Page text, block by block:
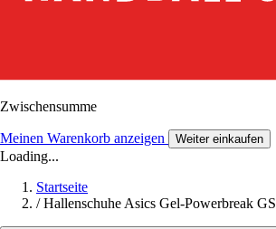
Zwischensumme
Meinen Warenkorb anzeigen Weiter einkaufen
Loading...
Startseite
/ Hallenschuhe Asics Gel-Powerbreak GS